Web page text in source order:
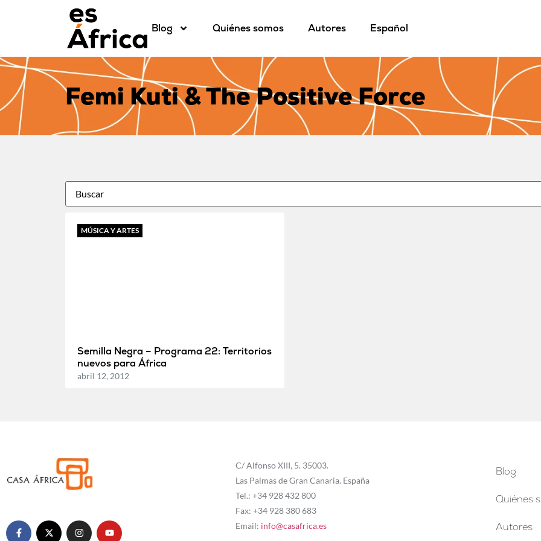
Blog Quiénes somos Autores Español
Femi Kuti & The Positive Force
MÚSICA Y ARTES
Semilla Negra – Programa 22: Territorios
nuevos para África
abril 12, 2012
C/ Alfonso XIII, 5. 35003.
Las Palmas de Gran Canaria. España
Tel.: +34 928 432 800
Fax: +34 928 380 683
Email: info@casafrica.es
Blog
Quiénes
Autores